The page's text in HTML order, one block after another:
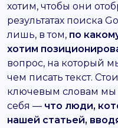
хотим, чтобы они
результатах поиска
лишь, в том, по
хотим
вопрос, на который
чем писать текст.
ключевым словам мы
себя — что люди,
нашей статьей,